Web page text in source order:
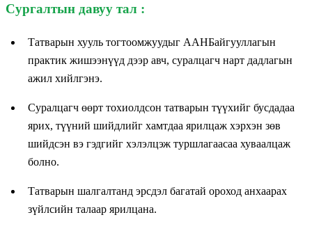
Сургалтын давуу тал :
Татварын хууль тогтоомжуудыг ААНБайгууллагын
практик жишээнүүд дээр авч, суралцагч нарт дадлагын
ажил хийлгэнэ.
Суралцагч өөрт тохиолдсон татварын түүхийг бусдадаа
ярих, түүний шийдлийг хамтдаа ярилцаж хэрхэн зөв
шийдсэн вэ гэдгийг хэлэлцэж туршлагаасаа хуваалцаж
болно.
Татварын шалгалтанд эрсдэл багатай ороход анхаарах
зүйлсийн талаар ярилцана.